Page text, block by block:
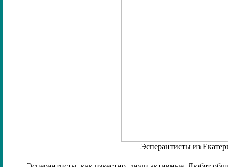
Эсперантисты из